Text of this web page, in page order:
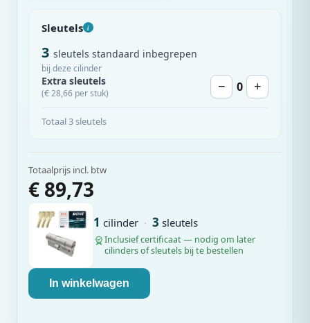
Sleutels i
3 sleutels standaard inbegrepen
bij deze cilinder
Extra sleutels
(€ 28,66 per stuk) − 0 +
Totaal 3 sleutels
Totaalprijs incl. btw
€ 89,73
1 cilinder · 3 sleutels
Inclusief certificaat — nodig om later
cilinders of sleutels bij te bestellen
In winkelwagen